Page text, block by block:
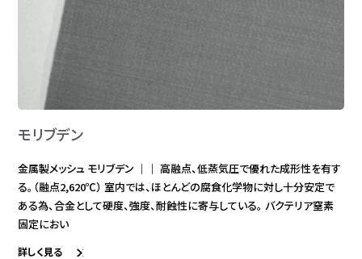
モリブデン
金属製メッシュ モリブデン ｜｜ 高融点、低蒸気圧で優れた成形性を有す
る。（融点2,620℃） 室内では、ほとんどの腐食化学物に対し十分安定で
ある為、合金として硬度、強度、耐蝕性に寄与している。 バクテリア窒素
固定におい
詳しく見る